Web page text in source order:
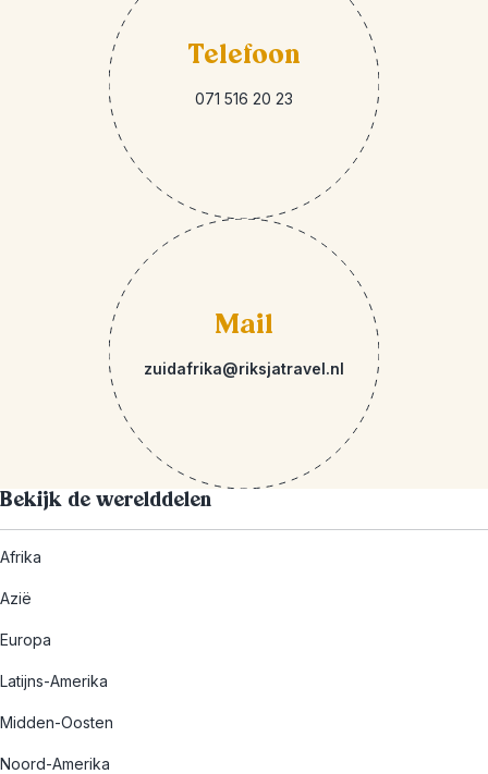
Telefoon
071 516 20 23
Mail
zuidafrika@riksjatravel.nl
Bekijk de werelddelen
Afrika
Azië
Europa
Latijns-Amerika
Midden-Oosten
Noord-Amerika